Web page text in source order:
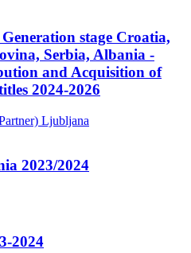
stage Croatia,
Serbia, Albania -
and Acquisition of
2024-2026
Ljubljana
2023/2024
2024